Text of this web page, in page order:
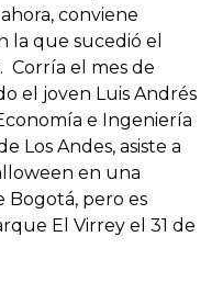
conviene
la que sucedió el
Corría el mes de
el joven Luis Andrés
e Ingeniería
Los Andes, asiste a
en una
Bogotá, pero es
El Virrey el 31 de